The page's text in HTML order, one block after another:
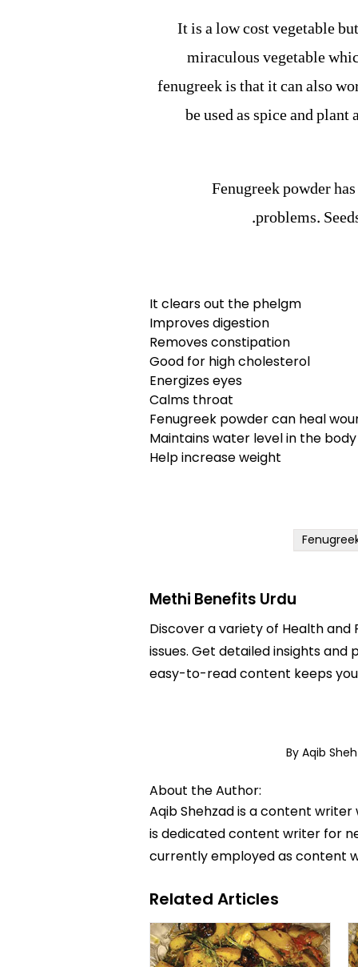
It is a low cost vegetable
miraculous vegetable
fenugreek is that it can also
be used as spice and
Fenugreek powder
problems.
It clears out the phelgm
Improves digestion
Removes constipation
Good for high cholesterol
Energizes eyes
Calms throat
Fenugreek powder can heal
Maintains water level in the body
Help increase weight
Methi Benefits Urdu
Discover a variety of Health and
issues. Get detailed insights
easy-to-read content keeps
By Aqib
About the Author:
Aqib Shehzad is a content
is dedicated content writer for
currently employed as content
Related Articles